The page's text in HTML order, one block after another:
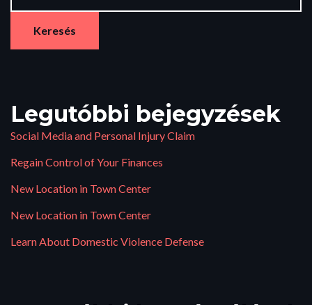
Keresés
Legutóbbi bejegyzések
Social Media and Personal Injury Claim
Regain Control of Your Finances
New Location in Town Center
New Location in Town Center
Learn About Domestic Violence Defense